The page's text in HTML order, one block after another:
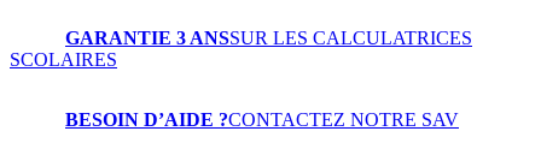
GARANTIE 3 ANSSUR LES CALCULATRICES
SCOLAIRES
BESOIN D’AIDE ?CONTACTEZ NOTRE SAV